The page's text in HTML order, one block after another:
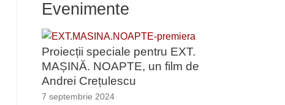
Evenimente
Proiecții speciale pentru EXT.
MAȘINĂ. NOAPTE, un film de
Andrei Crețulescu
7 septembrie 2024